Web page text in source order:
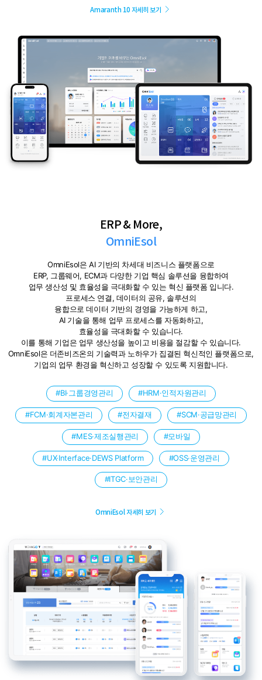
Amaranth 10 자세히 보기
ERP & More,
OmniEsol
OmniEsol은 AI 기반의 차세대 비즈니스 플랫폼으로
ERP, 그룹웨어, ECM과 다양한 기업 핵심 솔루션을 융합하여
업무 생산성 및 효율성을 극대화할 수 있는 혁신 플랫폼 입니다.
프로세스 연결, 데이터의 공유, 솔루션의
융합으로 데이터 기반의 경영을 가능하게 하고,
AI 기술을 통해 업무 프로세스를 자동화하고,
효율성을 극대화할 수 있습니다.
이를 통해 기업은 업무 생산성을 높이고 비용을 절감할 수 있습니다.
OmniEsol은 더존비즈온의 기술력과 노하우가 집결된 혁신적인 플랫폼으로,
기업의 업무 환경을 혁신하고 성장할 수 있도록 지원합니다.
BI·그룹경영관리 HRM·인적자원관리
FCM·회계자본관리 전자결재 SCM·공급망관리
MES·제조실행관리 모바일
UX·Interface·DEWS Platform OSS·운영관리
ITGC·보안관리
OmniEsol 자세히 보기